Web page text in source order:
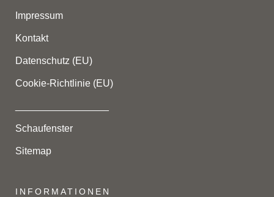
Impressum
Kontakt
Datenschutz (EU)
Cookie-Richtlinie (EU)
Schaufenster
Sitemap
INFORMATIONEN